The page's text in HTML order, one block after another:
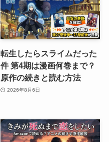
転生したらスライムだった
件 第4期は漫画何巻まで？
原作の続きと読む方法
2026年8月6日